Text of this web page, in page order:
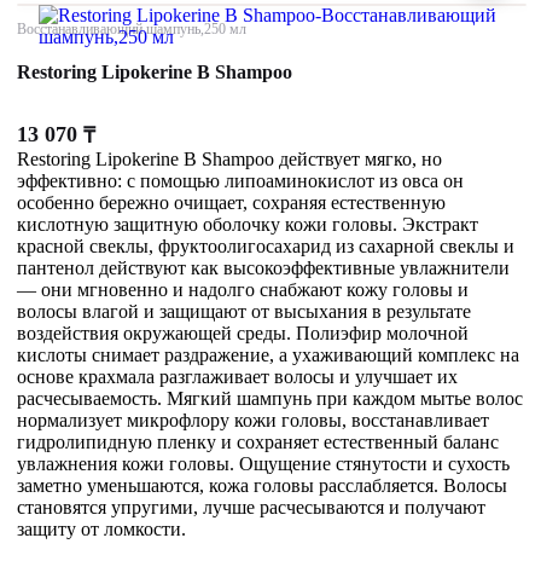
Восстанавливающий шампунь,250 мл
Restoring Lipokerine B Shampoo
13 070 ₸
Restoring Lipokerine B Shampoo действует мягко, но
эффективно: с помощью липоаминокислот из овса он
особенно бережно очищает, сохраняя естественную
кислотную защитную оболочку кожи головы. Экстракт
красной свеклы, фруктоолигосахарид из сахарной свеклы и
пантенол действуют как высокоэффективные увлажнители
— они мгновенно и надолго снабжают кожу головы и
волосы влагой и защищают от высыхания в результате
воздействия окружающей среды. Полиэфир молочной
кислоты снимает раздражение, а ухаживающий комплекс на
основе крахмала разглаживает волосы и улучшает их
расчесываемость. Мягкий шампунь при каждом мытье волос
нормализует микрофлору кожи головы, восстанавливает
гидролипидную пленку и сохраняет естественный баланс
увлажнения кожи головы. Ощущение стянутости и сухость
заметно уменьшаются, кожа головы расслабляется. Волосы
становятся упругими, лучше расчесываются и получают
защиту от ломкости.